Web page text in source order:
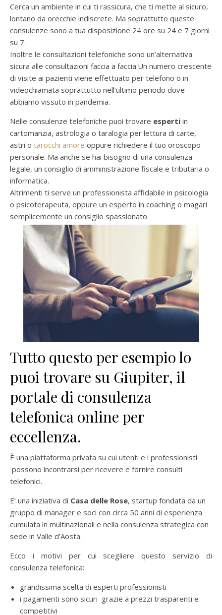
Cerca un ambiente in cui ti rassicura, che ti mette al sicuro,
lontano da orecchie indiscrete. Ma soprattutto queste
consulenze sono a tua disposizione 24 ore su 24 e 7 giorni
su 7.
Inoltre le consultazioni telefoniche sono un’alternativa
sicura alle consultazioni faccia a faccia.Un numero crescente
di visite ai pazienti viene effettuato per telefono o in
videochiamata soprattutto nell’ultimo periodo dove
abbiamo vissuto in pandemia.
Nelle consulenze telefoniche puoi trovare esperti in
cartomanzia, astrologia o taralogia per lettura di carte,
astri o tarocchi amore oppure richiedere il tuo oroscopo
personale. Ma anche se hai bisogno di una consulenza
legale, un consiglio di amministrazione fiscale e tributaria o
informatica.
Altrimenti ti serve un professionista affidabile in psicologia
o psicoterapeuta, oppure un esperto in coaching o magari
semplicemente un consiglio spassionato.
Tutto questo per esempio lo
puoi trovare su Giupiter, il
portale di consulenza
telefonica online per
eccellenza.
È una piattaforma privata su cui utenti e i professionisti
possono incontrarsi per ricevere e fornire consulti
telefonici.
E’ una iniziativa di Casa delle Rose, startup fondata da un
gruppo di manager e soci con circa 50 anni di esperienza
cumulata in multinazionali e nella consulenza strategica con
sede in Valle d’Aosta.
Ecco i motivi per cui scegliere questo servizio di
consulenza telefonica:
grandissima scelta di esperti professionisti
i pagamenti sono sicuri grazie a prezzi trasparenti e
competitivi